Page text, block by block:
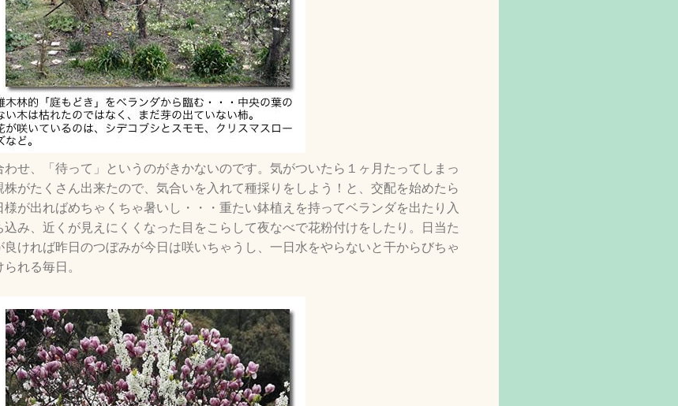
せ、「待って」というのがきかないのです。気がついたら１ヶ月たってしまっ
がたくさん出来たので、気合いを入れて種採りをしよう！と、交配を始めたら
が出ればめちゃくちゃ暑いし・・・重たい鉢植えを持ってベランダを出たり入
み、近くが見えにくくなった目をこらして夜なべで花粉付けをしたり。日当た
ければ昨日のつぼみが今日は咲いちゃうし、一日水をやらないと干からびちゃ
れる毎日。